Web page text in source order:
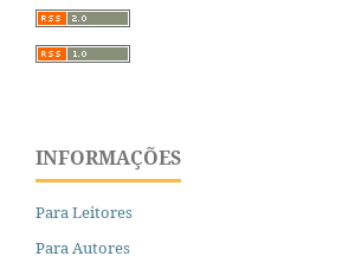
INFORMAÇÕES
Para Leitores
Para Autores